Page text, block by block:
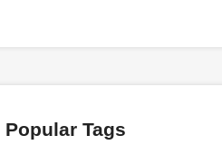
Popular Tags